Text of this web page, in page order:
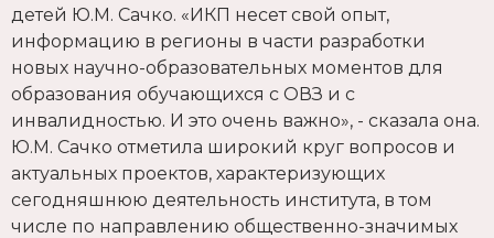
детей Ю.М. Сачко. «ИКП несет свой опыт,
информацию в регионы в части разработки
новых научно-образовательных моментов для
образования обучающихся с ОВЗ и с
инвалидностью. И это очень важно», - сказала она.
Ю.М. Сачко отметила широкий круг вопросов и
актуальных проектов, характеризующих
сегодняшнюю деятельность института, в том
числе по направлению общественно-значимых